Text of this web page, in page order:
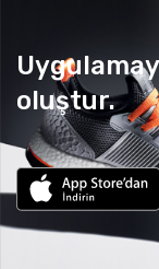
oluştur.